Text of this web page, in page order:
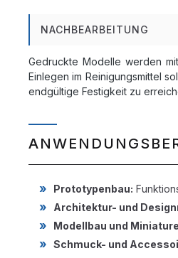
NACHBEARBEITUNG
Gedruckte Modelle werden mit
Einlegen im Reinigungsmittel
endgültige Festigkeit zu
Prototypenbau:
Architektur- und
Modellbau und
Schmuck- und